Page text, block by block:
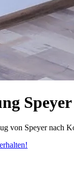
von Speyer nach